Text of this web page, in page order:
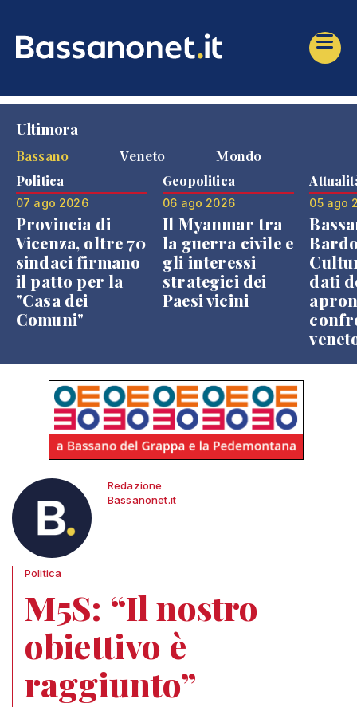
Ultimora
Bassano
Veneto Mondo
Politica
07 ago 2026
Provincia di
Vicenza, oltre 70
sindaci firmano
il patto per la
"Casa dei
Comuni"
Geopolitica
06 ago 2026
Il Myanmar tra
la guerra civile e
gli interessi
strategici dei
Paesi vicini
05 ago
dati
Redazione
Bassanonet.it
Politica
M5S: “Il nostro
obiettivo è
raggiunto”